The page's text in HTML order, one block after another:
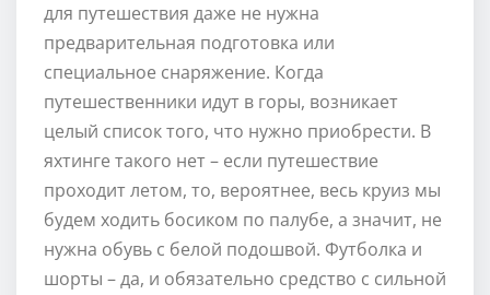
для путешествия даже не нужна
предварительная подготовка или
специальное снаряжение. Когда
путешественники идут в горы, возникает
целый список того, что нужно приобрести. В
яхтинге такого нет – если путешествие
проходит летом, то, вероятнее, весь круиз мы
будем ходить босиком по палубе, а значит, не
нужна обувь с белой подошвой. Футболка и
шорты – да, и обязательно средство с сильной